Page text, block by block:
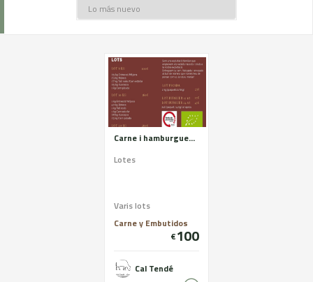
Carne i hamburguesas de ternera ecológica
Lotes
Varis lots
Carne y Embutidos
€100
Cal Tendé